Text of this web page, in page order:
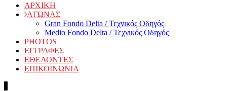
ΑΡΧΙΚΗ
ΑΓΩΝΑΣ
Gran Fondo Delta / Τεχνικός Οδηγός
Medio Fondo Delta / Τεχνικός Οδηγός
PHOTOS
ΕΓΓΡΑΦΕΣ
ΕΘΕΛΟΝΤΕΣ
ΕΠΙΚΟΙΝΩΝΙΑ